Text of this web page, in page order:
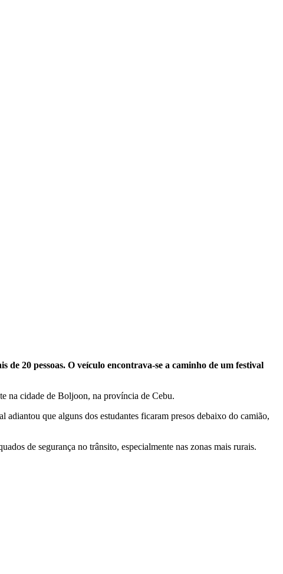
de 20 pessoas. O veículo encontrava-se a caminho de um festival
na cidade de Boljoon, na província de Cebu.
adiantou que alguns dos estudantes ficaram presos debaixo do camião,
de segurança no trânsito, especialmente nas zonas mais rurais.